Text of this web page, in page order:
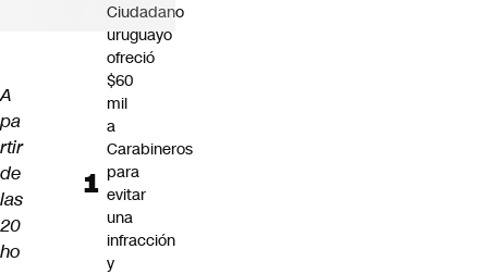
A
pa
rtir
de
las
20
ho
Ciudadano
uruguayo
ofreció
$60
mil
a
Carabineros
para
evitar
una
infracción
y